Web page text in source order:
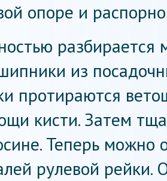
опоре и
разбирается
из
протираются
кисти. Затем
Теперь можно
рулевой рейки.